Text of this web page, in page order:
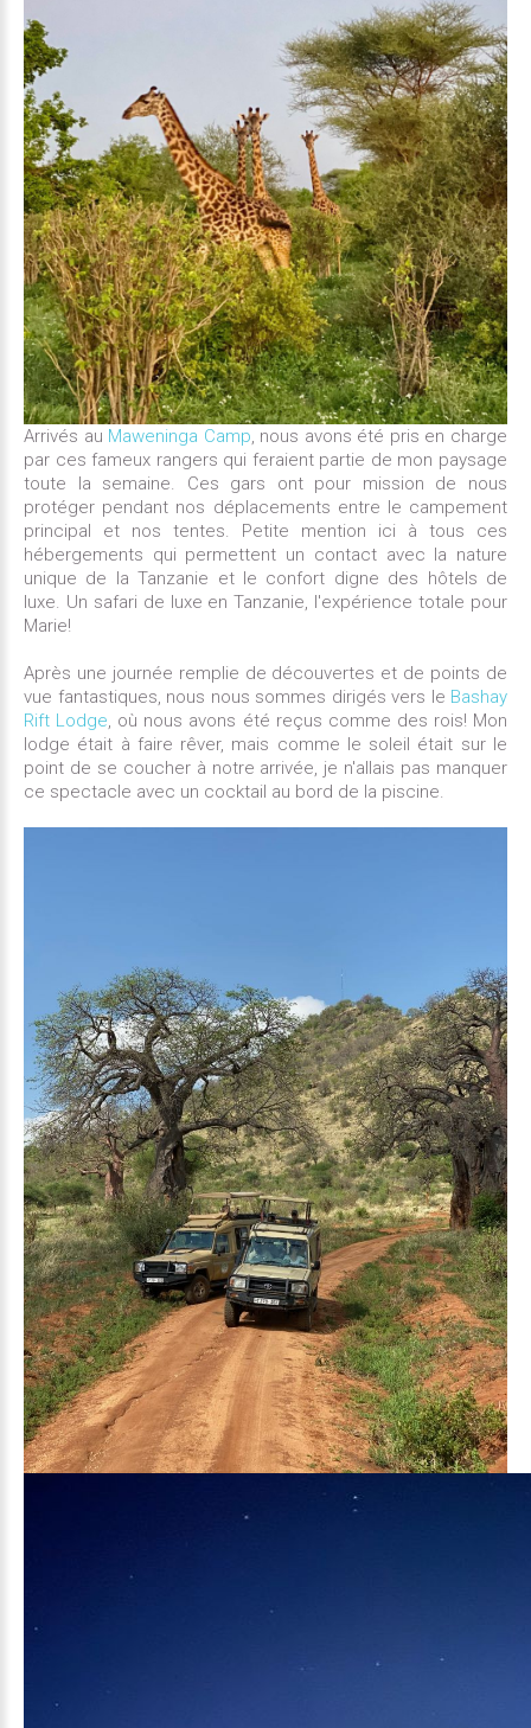
Arrivés au Maweninga Camp, nous avons été pris en charge
par ces fameux rangers qui feraient partie de mon paysage
toute la semaine. Ces gars ont pour mission de nous
protéger pendant nos déplacements entre le campement
principal et nos tentes. Petite mention ici à tous ces
hébergements qui permettent un contact avec la nature
unique de la Tanzanie et le confort digne des hôtels de
luxe. Un safari de luxe en Tanzanie, l'expérience totale pour
Marie!
Après une journée remplie de découvertes et de points de
vue fantastiques, nous nous sommes dirigés vers le Bashay
Rift Lodge, où nous avons été reçus comme des rois! Mon
lodge était à faire rêver, mais comme le soleil était sur le
point de se coucher à notre arrivée, je n'allais pas manquer
ce spectacle avec un cocktail au bord de la piscine.